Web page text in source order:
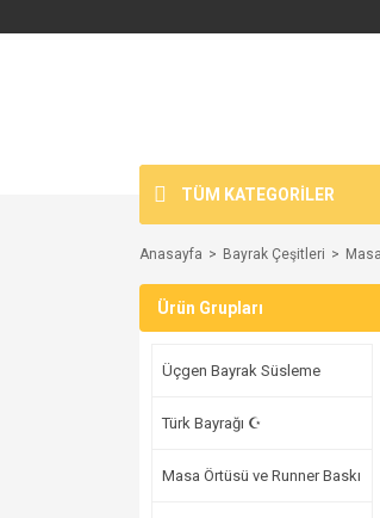
TÜM KATEGORİLER
Anasayfa Bayrak Çeşitleri
Ürün Grupları
Üçgen Bayrak Süsleme
Türk Bayrağı ☪
Masa Örtüsü ve Runner Baskı